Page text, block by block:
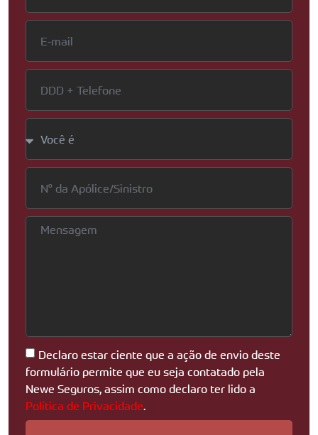
Declaro estar ciente que a ação de envio deste
formulário permite que eu seja contatado pela
Newe Seguros, assim como declaro ter lido a
Política de Privacidade.